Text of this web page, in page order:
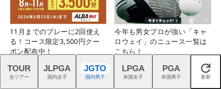
11月までのプレーに2回使え
る！コース限定3,500円クー
ポン配布中！
今年も男女プロが強い「キャ
ロウェイ」のニュース一覧は
こちら！
閉じる
TOUR
全ツアー
JLPGA
国内女子
JGTO
国内男子
LPGA
米国女子
PGA
米国男子 更新